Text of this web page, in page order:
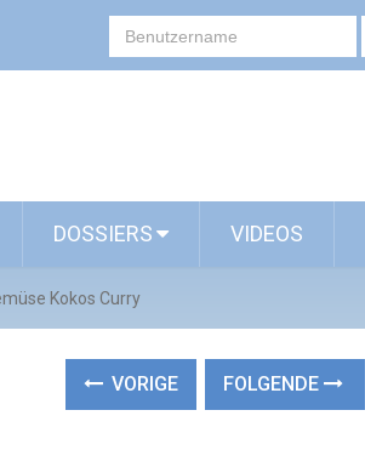
DOSSIERS VIDEOS
Kokos Curry
VORIGE FOLGENDE